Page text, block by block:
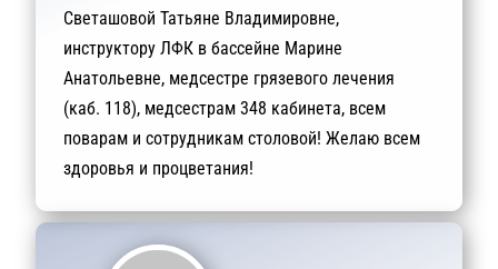
Светашовой Татьяне Владимировне,
инструктору ЛФК в бассейне Марине
Анатольевне, медсестре грязевого лечения
(каб. 118), медсестрам 348 кабинета, всем
поварам и сотрудникам столовой! Желаю всем
здоровья и процветания!